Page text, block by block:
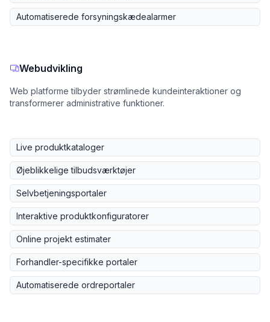
Automatiserede forsyningskædealarmer
Webudvikling
Web platforme tilbyder strømlinede kundeinteraktioner og
transformerer administrative funktioner.
Live produktkataloger
Øjeblikkelige tilbudsværktøjer
Selvbetjeningsportaler
Interaktive produktkonfiguratorer
Online projekt estimater
Forhandler-specifikke portaler
Automatiserede ordreportaler